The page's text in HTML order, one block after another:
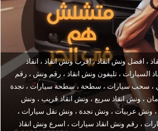
، افضل ونش انقاذ ، اقرب ونش انقاذ ، انقاذ
السيارات ، تليفون ونش انقاذ ، رقم ونش ، رقم
، سحب سيارات ، سطحة ، سطحة سيارات ، نجدة
، ونش انقاذ سريع ، ونش انقاذ قريب ، ونش
ونش عربيات ، ونش نجدة ، ونش نقل سيارات ،
، رقم ونش انقاذ سيارات ، اسرع ونش انقاذ